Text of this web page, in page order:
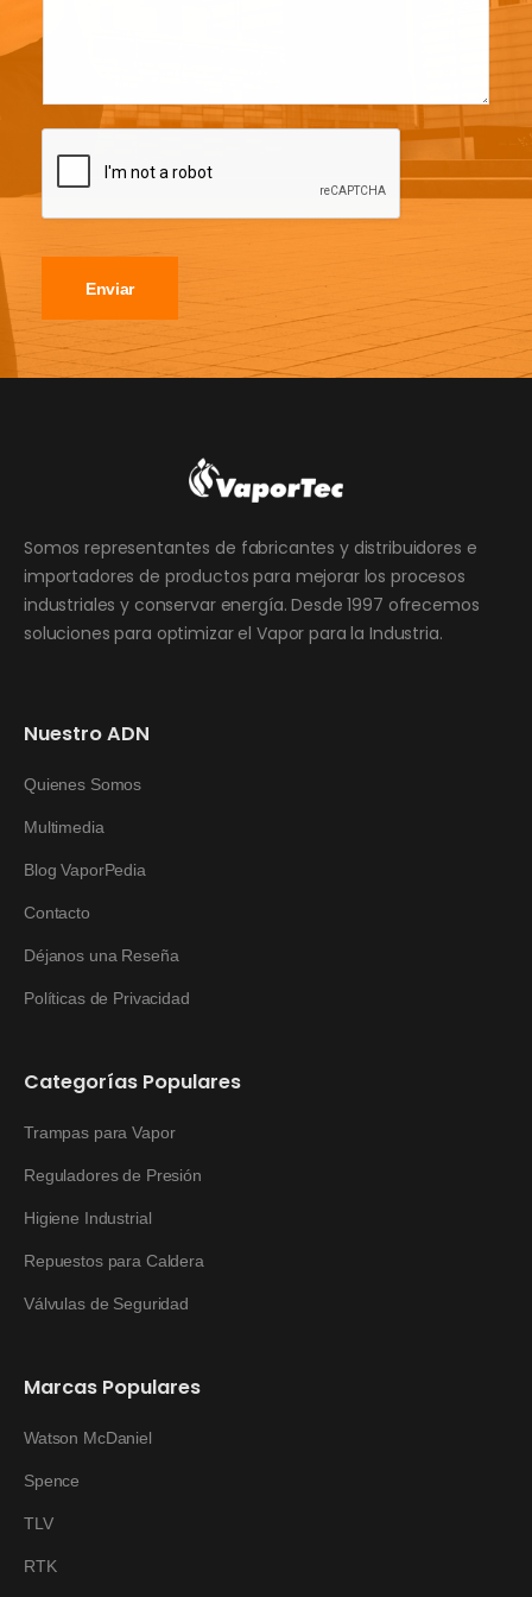
Enviar
Somos representantes de fabricantes y distribuidores e
importadores de productos para mejorar los procesos
industriales y conservar energía. Desde 1997 ofrecemos
soluciones para optimizar el Vapor para la Industria.
Nuestro ADN
Quienes Somos
Multimedia
Blog VaporPedia
Contacto
Déjanos una Reseña
Políticas de Privacidad
Categorías Populares
Trampas para Vapor
Reguladores de Presión
Higiene Industrial
Repuestos para Caldera
Válvulas de Seguridad
Marcas Populares
Watson McDaniel
Spence
TLV
RTK